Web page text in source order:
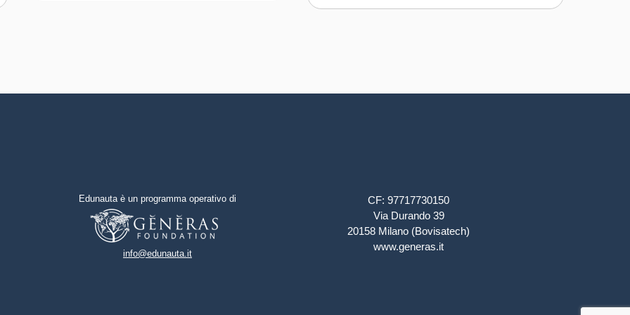
Capacità di possedere spirito di
perseveranza nel
raggiungimento degli obiettivi
Capacità di motivare gli altri e
Edunauta è un programma operativo di
info@edunauta.it
CF: 97717730150
Via Durando 39
20158 Milano (Bovisatech)
www.generas.it